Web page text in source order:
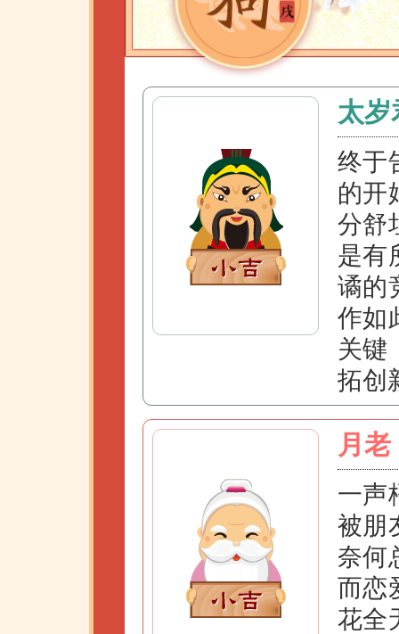
太岁
终于
的开
分舒
是有
谲的
作如
关键
拓创
月
一声
被朋
奈何
而恋
花全